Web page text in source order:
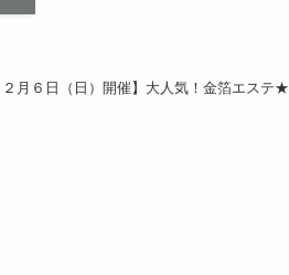
２月６日（日）開催】大人気！金箔エステ★